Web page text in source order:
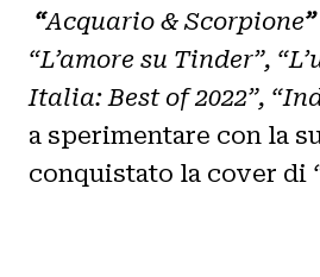
“Acquario & Scorpione”
“L’amore su Tinder”,
Italia: Best of 2022”,
a sperimentare con la
conquistato la cover di